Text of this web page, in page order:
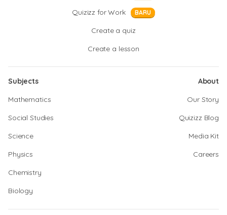
Quizizz for Work BARU
Create a quiz
Create a lesson
Subjects
Mathematics
Social Studies
Science
Physics
Chemistry
Biology
About
Our Story
Quizizz Blog
Media Kit
Careers